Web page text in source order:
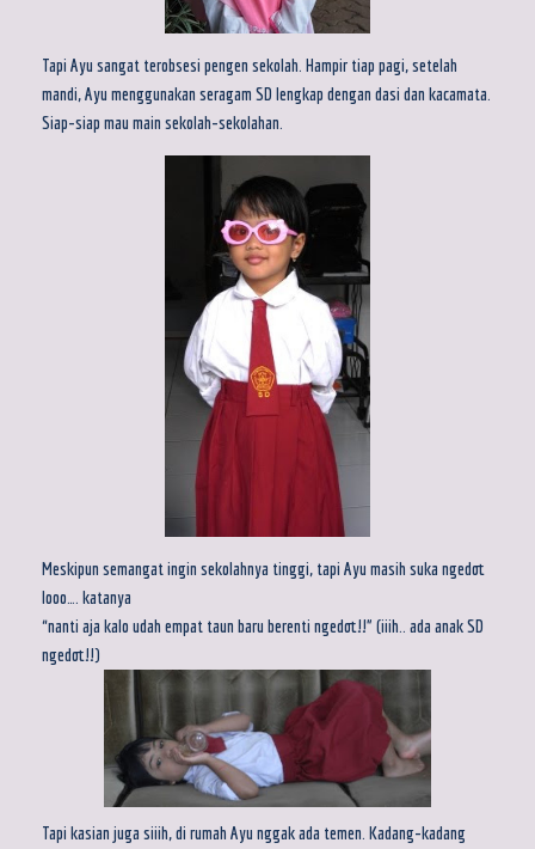
Tapi Ayu sangat terobsesi pengen sekolah. Hampir tiap pagi, setelah
mandi, Ayu menggunakan seragam SD lengkap dengan dasi dan kacamata.
Siap-siap mau main sekolah-sekolahan.
Meskipun semangat ingin sekolahnya tinggi, tapi Ayu masih suka ngedot
looo…. katanya
“nanti aja kalo udah empat taun baru berenti ngedot!!” (iiih.. ada anak SD
ngedot!!)
Tapi kasian juga siiih, di rumah Ayu nggak ada temen. Kadang-kadang